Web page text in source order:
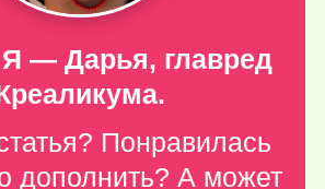
— Дарья, главред
Понравилась
дополнить? А может